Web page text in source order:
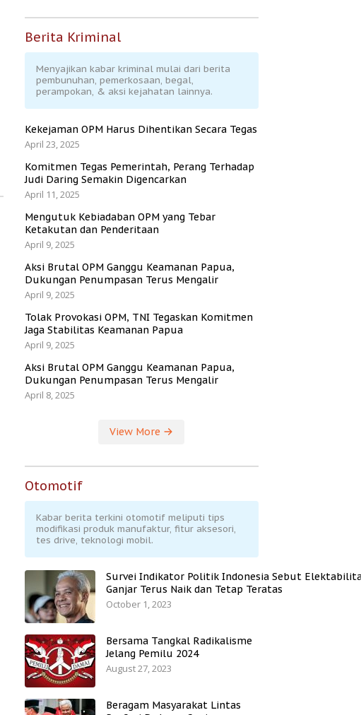
Berita Kriminal
Menyajikan kabar kriminal mulai dari berita
pembunuhan, pemerkosaan, begal,
perampokan, & aksi kejahatan lainnya.
Kekejaman OPM Harus Dihentikan Secara Tegas
April 23, 2025
Komitmen Tegas Pemerintah, Perang Terhadap
Judi Daring Semakin Digencarkan
April 11, 2025
Mengutuk Kebiadaban OPM yang Tebar
Ketakutan dan Penderitaan
April 9, 2025
Aksi Brutal OPM Ganggu Keamanan Papua,
Dukungan Penumpasan Terus Mengalir
April 9, 2025
Tolak Provokasi OPM, TNI Tegaskan Komitmen
Jaga Stabilitas Keamanan Papua
April 9, 2025
Aksi Brutal OPM Ganggu Keamanan Papua,
Dukungan Penumpasan Terus Mengalir
April 8, 2025
View More
Otomotif
Kabar berita terkini otomotif meliputi tips
modifikasi produk manufaktur, fitur aksesori,
tes drive, teknologi mobil.
Survei Indikator Politik Indonesia Sebut
Ganjar Terus Naik dan Tetap Teratas
October 1, 2023
Bersama Tangkal Radikalisme
Jelang Pemilu 2024
August 27, 2023
Beragam Masyarakat Lintas